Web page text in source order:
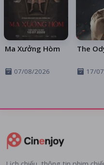
Ma Xưởng Hòm
07/08/2026
The
17/